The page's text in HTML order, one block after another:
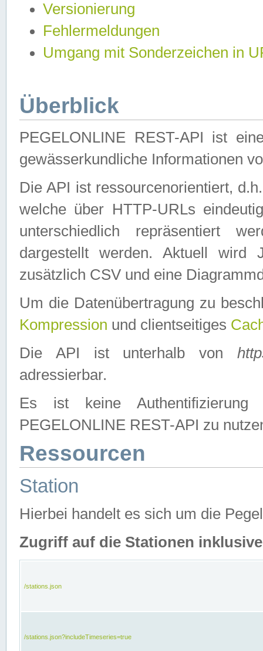
Versionierung
Fehlermeldungen
Umgang mit Sonderzeichen in
Überblick
PEGELONLINE REST-API ist
gewässerkundliche Informationen
Die API ist ressourcenorientiert,
welche über HTTP-URLs
unterschiedlich repräsentiert
dargestellt werden. Aktuell wird
zusätzlich CSV und eine
Um die Datenübertragung zu
Kompression und clientseitiges
Die API ist unterhalb von
adressierbar.
Es ist keine
PEGELONLINE REST-API zu
Ressourcen
Station
Hierbei handelt es sich um die
Zugriff auf die Stationen
/stations.json
/stations.json?includeTimeseries=true